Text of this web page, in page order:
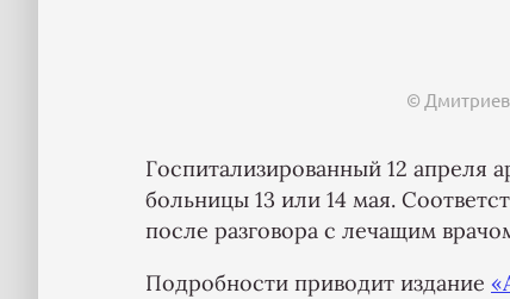
© Дмитриев
Госпитализированный 12 апреля
больницы 13 или 14 мая.
после разговора с лечащим
Подробности приводит издание